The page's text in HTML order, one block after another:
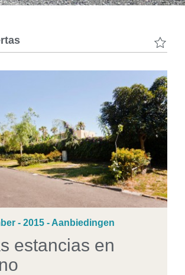
- 2015 - Aanbiedingen
estancias en